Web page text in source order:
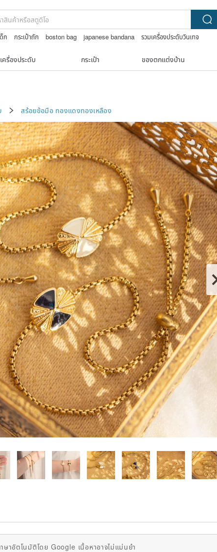
ก กระเป๋าถัก boston bag japanese bandana
รวมเครื่องประดับวินเทจ
เครื่องประดับ กระเป๋า ของตกแต่งบ้าน
สร้อยข้อมือ ทองแดงทองเหลือง
าอัตโนมัติโดย Google เนื้อหาอาจไม่แม่นยำ